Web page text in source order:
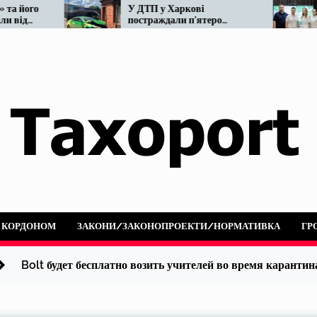
У ДТП у Харкові
постраждали п’ятеро
людей: не розминулися
КОРДОНОМ ЗАКОНИ/ЗАКОНОПРОЕКТИ/НОРМАТИВКА
Bolt будет бесплатно возить учителей во время